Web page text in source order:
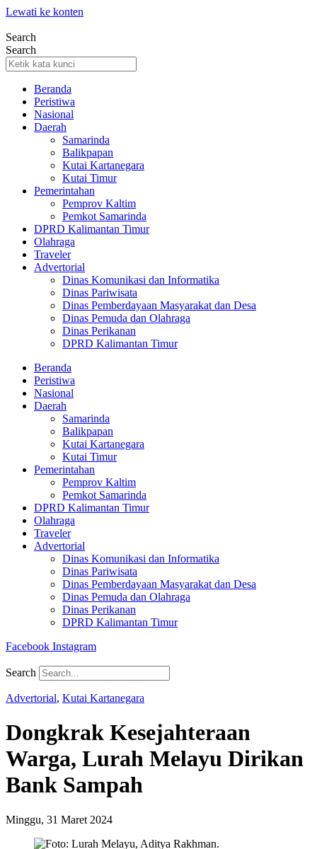
Lewati ke konten
Search
Search
Beranda
Peristiwa
Nasional
Daerah
Samarinda
Balikpapan
Kutai Kartanegara
Kutai Timur
Pemerintahan
Pemprov Kaltim
Pemkot Samarinda
DPRD Kalimantan Timur
Olahraga
Traveler
Advertorial
Dinas Komunikasi dan Informatika
Dinas Pariwisata
Dinas Pemberdayaan Masyarakat dan Desa
Dinas Pemuda dan Olahraga
Dinas Perikanan
DPRD Kalimantan Timur
Beranda
Peristiwa
Nasional
Daerah
Samarinda
Balikpapan
Kutai Kartanegara
Kutai Timur
Pemerintahan
Pemprov Kaltim
Pemkot Samarinda
DPRD Kalimantan Timur
Olahraga
Traveler
Advertorial
Dinas Komunikasi dan Informatika
Dinas Pariwisata
Dinas Pemberdayaan Masyarakat dan Desa
Dinas Pemuda dan Olahraga
Dinas Perikanan
DPRD Kalimantan Timur
Facebook Instagram
Search
Advertorial, Kutai Kartanegara
Dongkrak Kesejahteraan
Warga, Lurah Melayu Dirikan
Bank Sampah
Minggu, 31 Maret 2024